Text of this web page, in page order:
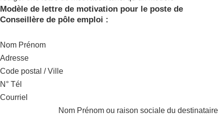
Modèle de lettre de motivation pour le poste de
Conseillère de pôle emploi :
Nom Prénom
Adresse
Code postal / Ville
N° Tél
Courriel
Nom Prénom ou raison sociale du destinataire